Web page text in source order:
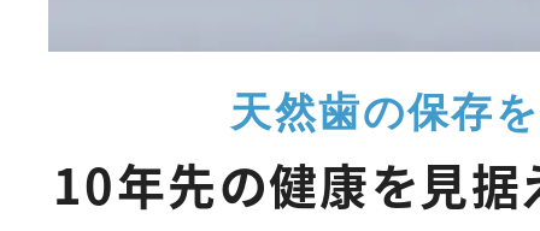
10年先の健康を見据
天然歯の保存